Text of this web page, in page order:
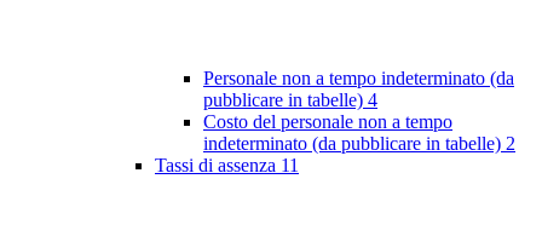
Personale non a tempo indeterminato (da
pubblicare in tabelle) 4
Costo del personale non a tempo
indeterminato (da pubblicare in tabelle) 2
Tassi di assenza 11